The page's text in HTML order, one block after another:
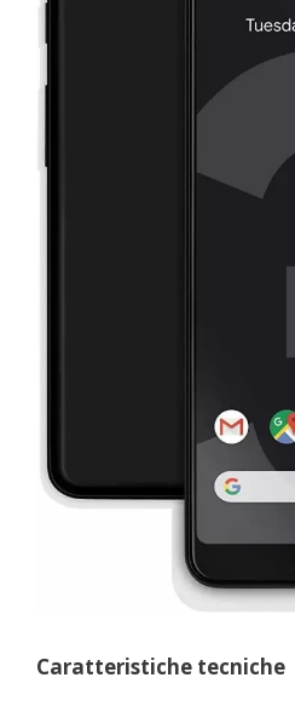
Caratteristiche tecniche